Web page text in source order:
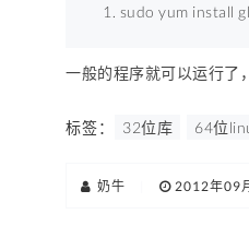
sudo yum install
一般的程序就可以运行了
标签： 32位库 64位
奶牛 2012年09